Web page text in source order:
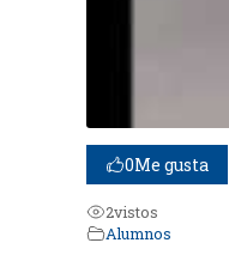
0Me gusta
2vistos
Alumnos